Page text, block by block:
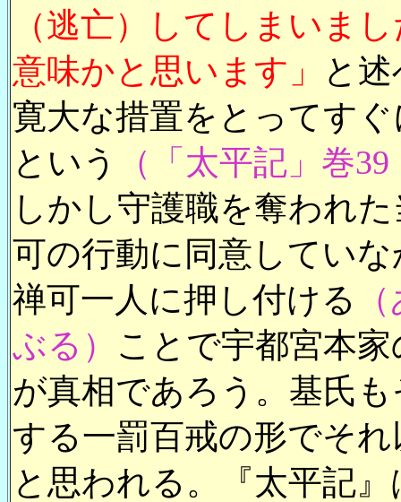
（逃亡）してしまいま
意味かと思います」
と
寛大な措置をとってす
という
（「太平記」巻
しかし守護職を奪われ
可の行動に同意してい
禅可一人に押し付ける
ぶる） ことで宇都宮本
が真相であろう。基氏
する一罰百戒の形でそ
と思われる。『太平記